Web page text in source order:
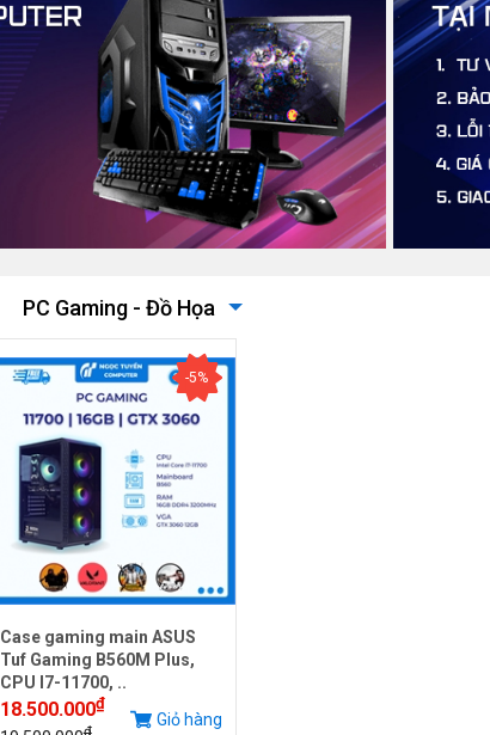
PC Gaming - Đồ Họa
-5%
Case gaming main ASUS
Tuf Gaming B560M Plus,
CPU I7-11700, ..
18.500.000₫
₫
Giỏ hàng